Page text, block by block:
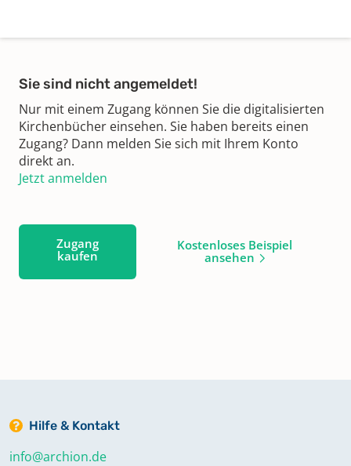
Sie sind nicht angemeldet!
Nur mit einem Zugang können Sie die digitalisierten
Kirchenbücher einsehen. Sie haben bereits einen
Zugang? Dann melden Sie sich mit Ihrem Konto
direkt an.
Jetzt anmelden
Zugang
kaufen
Kostenloses Beispiel
ansehen
Hilfe & Kontakt
info@archion.de